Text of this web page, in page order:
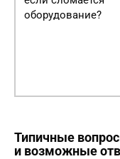
оборудование?
Типичные
и возможные